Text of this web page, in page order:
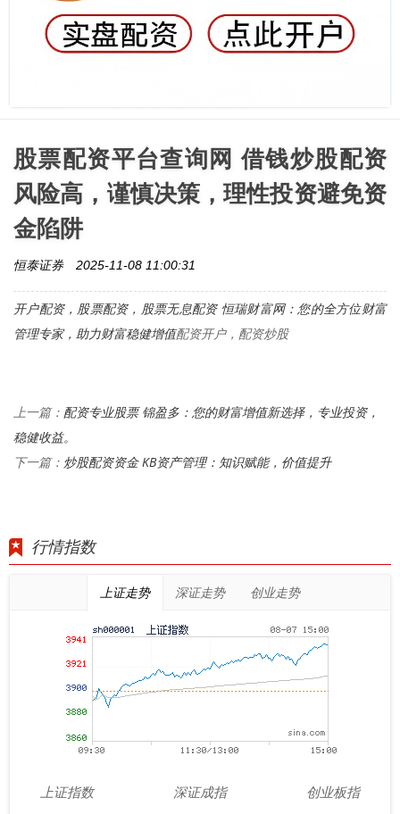
股票配资平台查询网 借钱炒股配资
风险高，谨慎决策，理性投资避免资
金陷阱
恒泰证券 2025-11-08 11:00:31
开户配资，股票配资， 股票无息配资 恒瑞财富网：您的全方位财富
管理专家，助力财富稳健增值配资开户，配资炒股
上一篇： 配资专业股票 锦盈多：您的财富增值新选择，专业投资，
稳健收益。
下一篇： 炒股配资资金 KB资产管理：知识赋能，价值提升
行情指数
上证走势 深证走势 创业走势
上证指数
深证成指
创业板指